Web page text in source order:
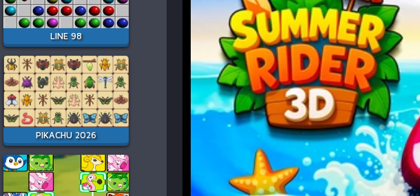
LINE 98
PIKACHU 2026